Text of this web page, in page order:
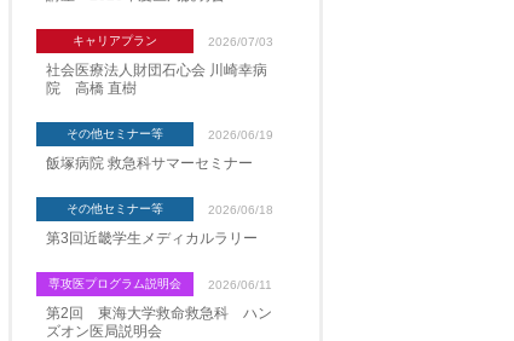
キャリアプラン 2026/07/03
社会医療法人財団石心会 川崎幸病
院 高橋 直樹
その他セミナー等 2026/06/19
飯塚病院 救急科サマーセミナー
その他セミナー等 2026/06/18
第3回近畿学生メディカルラリー
専攻医プログラム説明会 2026/06/11
第2回 東海大学救命救急科 ハン
ズオン医局説明会